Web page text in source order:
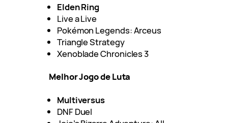
Elden Ring
Live a Live
Pokémon Legends: Arceus
Triangle Strategy
Xenoblade Chronicles 3
Melhor Jogo de Luta
Multiversus
DNF Duel